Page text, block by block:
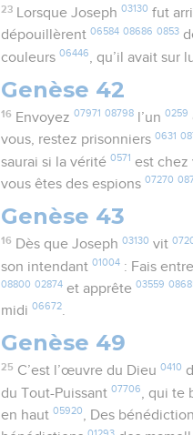
23 Lorsque Joseph 03130 fut
dépouillèrent06584 08686 0853
couleurs06446 , qu’il avait sur
Genèse 42
16 Envoyez 07971 08798l’un 0259
vous, restez prisonniers0631
saurai si la vérité0571 est
vous êtes des espions07270
Genèse 43
16 Dès que Joseph 03130 vit
son intendant01004 : Fais
08800 02874 et apprête03559
midi06672.
Genèse 49
25 C’est l’œuvre du Dieu 0410
du Tout-Puissant07706 , qui
en haut05920, Des